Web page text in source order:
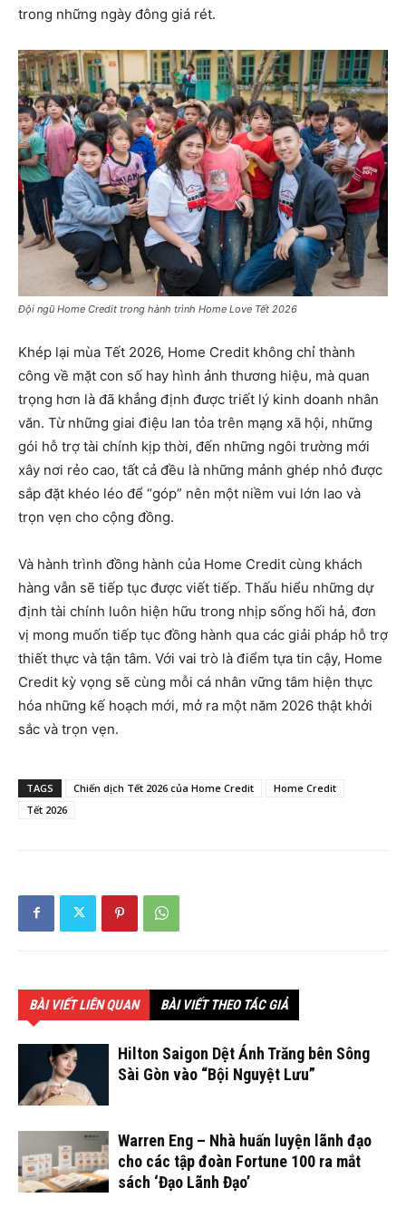
trong những ngày đông giá rét.
Đội ngũ Home Credit trong hành trình Home Love Tết 2026
Khép lại mùa Tết 2026, Home Credit không chỉ thành
công về mặt con số hay hình ảnh thương hiệu, mà quan
trọng hơn là đã khẳng định được triết lý kinh doanh nhân
văn. Từ những giai điệu lan tỏa trên mạng xã hội, những
gói hỗ trợ tài chính kịp thời, đến những ngôi trường mới
xây nơi rẻo cao, tất cả đều là những mảnh ghép nhỏ được
sắp đặt khéo léo để “góp” nên một niềm vui lớn lao và
trọn vẹn cho cộng đồng.
Và hành trình đồng hành của Home Credit cùng khách
hàng vẫn sẽ tiếp tục được viết tiếp. Thấu hiểu những dự
định tài chính luôn hiện hữu trong nhịp sống hối hả, đơn
vị mong muốn tiếp tục đồng hành qua các giải pháp hỗ trợ
thiết thực và tận tâm. Với vai trò là điểm tựa tin cậy, Home
Credit kỳ vọng sẽ cùng mỗi cá nhân vững tâm hiện thực
hóa những kế hoạch mới, mở ra một năm 2026 thật khởi
sắc và trọn vẹn.
TAGS Chiến dịch Tết 2026 của Home Credit
Home Credit
Tết 2026
BÀI VIẾT LIÊN QUAN BÀI VIẾT THEO TÁC GIẢ
Hilton Saigon Dệt Ánh Trăng bên Sông
Sài Gòn vào “Bội Nguyệt Lưu”
Warren Eng – Nhà huấn luyện lãnh đạo
cho các tập đoàn Fortune 100 ra mắt
sách ‘Đạo Lãnh Đạo’